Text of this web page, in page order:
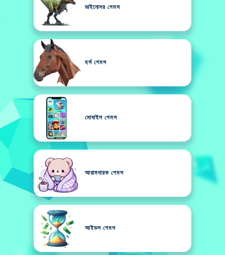
ডাইনোসর গেমস
হর্স গেমস
মোবাইল গেমস
আরামদায়ক গেমস
আইডল গেমস